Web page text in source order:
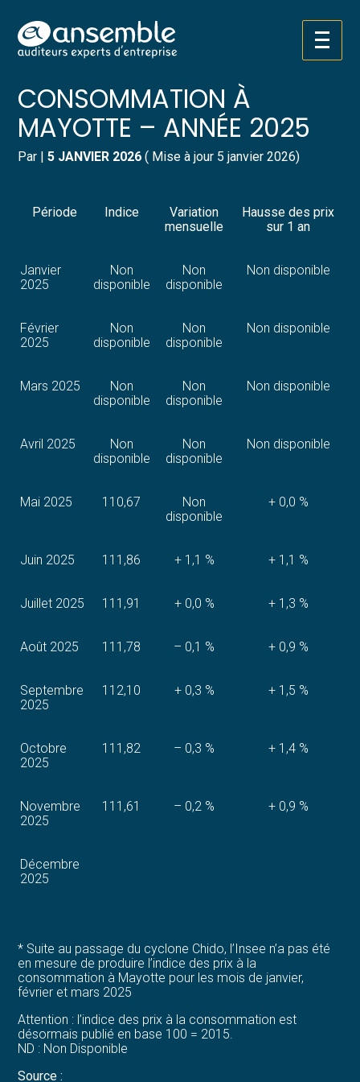
Aller
au
Créer et reprendre une activité
Gérer votre quotidien
Piloter votre entreprise
Développer votre entreprise
Construire votre patrimoine
Être prêt pour la facturation
Pilotez votre gestion
Suivre votre comptabilité
Gérer vos ressources humaines
Dématérialiser vos documents
INDICE DES PRIX À LA
CONSOMMATION À
MAYOTTE – ANNÉE 2025
Par |5 JANVIER 2026 ( Mise à jour 5 janvier 2026)
Période Indice
Variation
mensuelle
Hausse des prix
sur 1 an
Janvier
2025
Non
disponible
Non
disponible
Non disponible
Février
2025
Non
disponible
Non
disponible
Non disponible
Mars 2025
Non
disponible
Non
disponible
Non disponible
Avril 2025
Non
disponible
Non
disponible
Non disponible
Mai 2025 110,67
Non
disponible
+ 0,0 %
Juin 2025 111,86 + 1,1 % + 1,1 %
Juillet 2025 111,91 + 0,0 % + 1,3 %
Août 2025 111,78 – 0,1 % + 0,9 %
Septembre
2025
112,10 + 0,3 % + 1,5 %
Octobre
2025
111,82 – 0,3 % + 1,4 %
Novembre
2025
111,61 – 0,2 % + 0,9 %
Décembre
2025
* Suite au passage du cyclone Chido, l’Insee n’a pas été
en mesure de produire l’indice des prix à la
consommation à Mayotte pour les mois de janvier,
février et mars 2025
Attention : l’indice des prix à la consommation est
désormais publié en base 100 = 2015.
ND : Non Disponible
Source :